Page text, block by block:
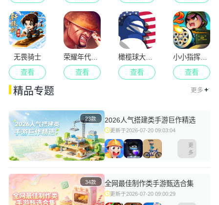
无畏骑士
查看
荣耀年代武士
查看
橄榄球大作战
查看
小小指挥官2
查看
精品专题 更多 +.
23款 2026人气搭建类手游巨作精选
更新于2026-07-20 09:03:04
更
多
34款 全网最佳制作类手游甄选合集
更新于2026-07-20 09:00:29